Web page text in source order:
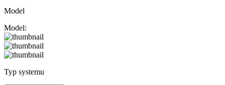
Model
Model:
Typ systemu